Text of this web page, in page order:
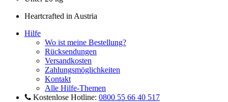
Heartcrafted in Austria
Hilfe
Wo ist meine Bestellung?
Rücksendungen
Versandkosten
Zahlungsmöglichkeiten
Kontakt
Alle Hilfe-Themen
Kostenlose Hotline: 0800 55 66 40 517